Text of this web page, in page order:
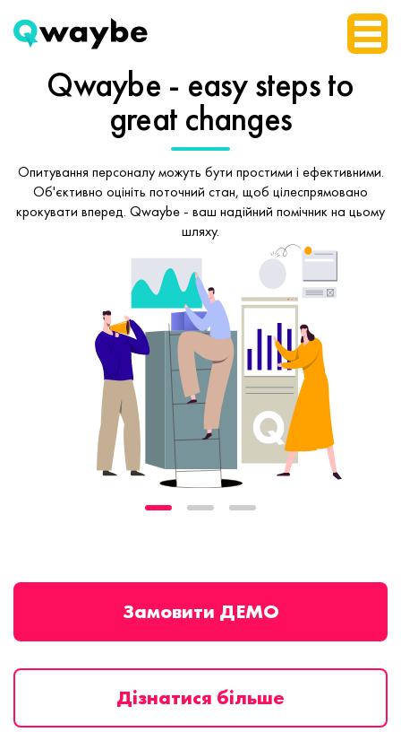
Qwaybe - easy stepsto
great changes
Опитування персоналу можуть бути простими і ефективними.
Об'єктивно оцініть поточний стан, щоб цілеспрямовано
крокувати вперед. Qwaybe - ваш надійний помічник на цьому
шляху.
Замовити ДЕМО
Дізнатися більше